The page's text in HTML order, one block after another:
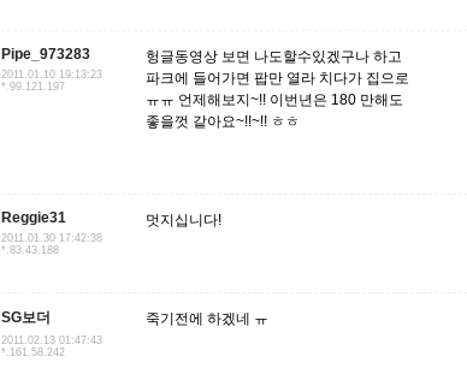
Pipe_973283
2011.01.10 19:13:23
*.99.121.197
헝글동영상 보면 나도할수있겠구나 하고
파크에 들어가면 팝만 열라 치다가 집으로
ㅠㅠ 언제해보지~!! 이번년은 180 만해도
좋을껏 같아요~!!~!! ㅎㅎ
Reggie31
2011.01.30 17:42:38
*.83.43.188
멋지십니다!
SG보더
2011.02.13 01:47:43
*.161.58.242
죽기전에 하겠네 ㅠ